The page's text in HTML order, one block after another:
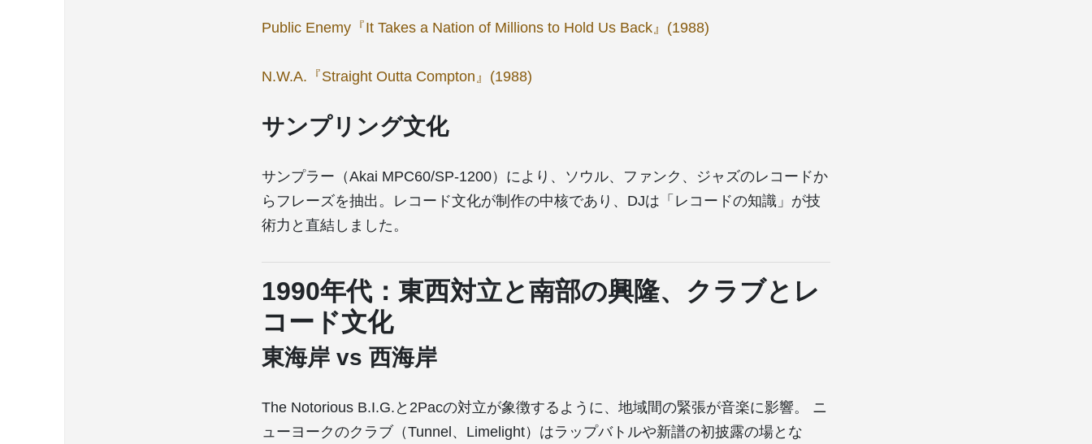
Public Enemy『It Takes a Nation of Millions to Hold Us Back』(1988)
N.W.A.『Straight Outta Compton』(1988)
サンプリング文化
サンプラー（Akai MPC60/SP-1200）により、ソウル、ファンク、ジャズのレコードか
らフレーズを抽出。レコード文化が制作の中核であり、DJは「レコードの知識」が技
術力と直結しました。
1990年代：東西対立と南部の興隆、クラブとレ
コード文化
東海岸 vs 西海岸
The Notorious B.I.G.と2Pacの対立が象徴するように、地域間の緊張が音楽に影響。 ニ
ューヨークのクラブ（Tunnel、Limelight）はラップバトルや新譜の初披露の場とな